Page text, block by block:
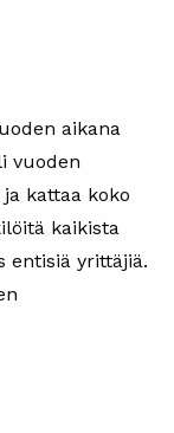
aikana
vuoden
kattaa koko
kaikista
entisiä yrittäjiä.